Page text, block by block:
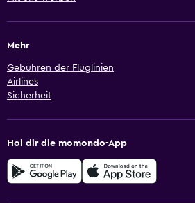
Mehr
Gebühren der Fluglinien
Airlines
Sicherheit
Hol dir die momondo-App